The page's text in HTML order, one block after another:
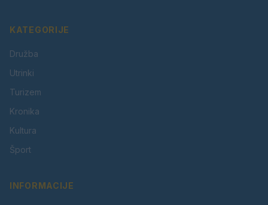
KATEGORIJE
Družba
Utrinki
Turizem
Kronika
Kultura
Šport
INFORMACIJE